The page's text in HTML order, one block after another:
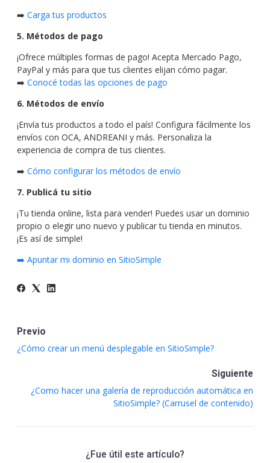
➡️ Carga tus productos
5. Métodos de pago
¡Ofrece múltiples formas de pago! Acepta Mercado Pago,
PayPal y más para que tus clientes elijan cómo pagar.
➡️ Conocé todas las opciones de pago
6. Métodos de envío
¡Envía tus productos a todo el país! Configura fácilmente los
envíos con OCA, ANDREANI y más. Personaliza la
experiencia de compra de tus clientes.
➡️ Cómo configurar los métodos de envío
7. Publicá tu sitio
¡Tu tienda online, lista para vender! Puedes usar un dominio
propio o elegir uno nuevo y publicar tu tienda en minutos.
¡Es así de simple!
➡️ Apuntar mi dominio en SitioSimple
Previo
¿Cómo crear un menú desplegable en SitioSimple?
Siguiente
¿Como hacer una galería de reproducción automática en
SitioSimple? (Carrusel de contenido)
¿Fue útil este artículo?